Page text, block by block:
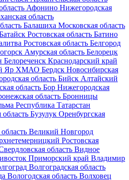
Афонино Нижегородская
область
Балашиха Московская область
Ростовская область Батино
Ростовская область Белгород
Амурская область Белорецк
Белореченск Краснодарский край
Яр ХМАО Бердск Новосибирская
область Бийск Алтайский
область Бор Нижегородская
область Бронницы
Республика Татарстан
область Бузулук Оренбургская
Великий Новгород
Ростовская
область Видное
Приморский край Владимир
Волгоградская область
Вологодская область Волховец